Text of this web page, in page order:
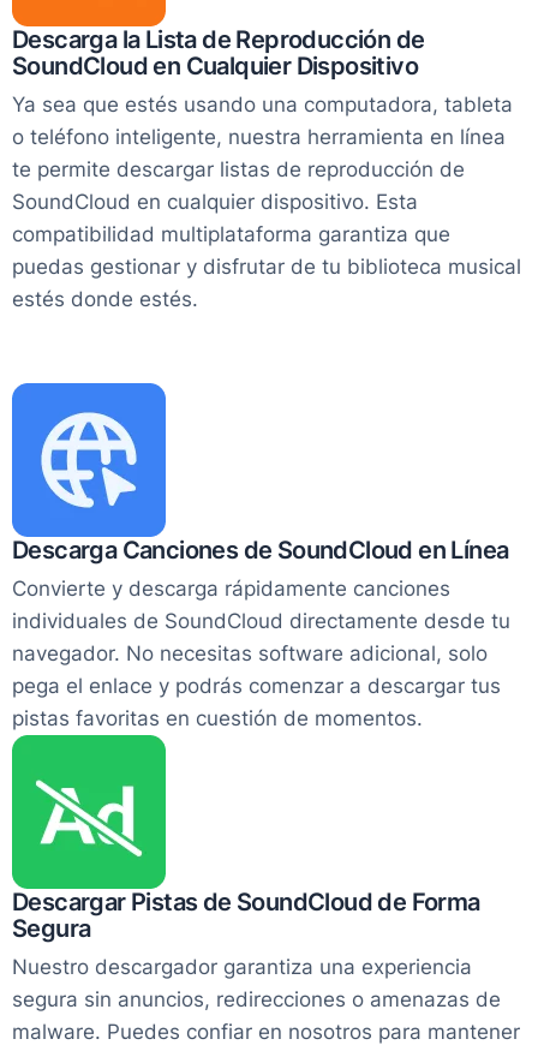
Descarga la Lista de Reproducción de
SoundCloud en Cualquier Dispositivo
Ya sea que estés usando una computadora, tableta
o teléfono inteligente, nuestra herramienta en línea
te permite descargar listas de reproducción de
SoundCloud en cualquier dispositivo. Esta
compatibilidad multiplataforma garantiza que
puedas gestionar y disfrutar de tu biblioteca musical
estés donde estés.
Descarga Canciones de SoundCloud en Línea
Convierte y descarga rápidamente canciones
individuales de SoundCloud directamente desde tu
navegador. No necesitas software adicional, solo
pega el enlace y podrás comenzar a descargar tus
pistas favoritas en cuestión de momentos.
Descargar Pistas de SoundCloud de Forma
Segura
Nuestro descargador garantiza una experiencia
segura sin anuncios, redirecciones o amenazas de
malware. Puedes confiar en nosotros para mantener